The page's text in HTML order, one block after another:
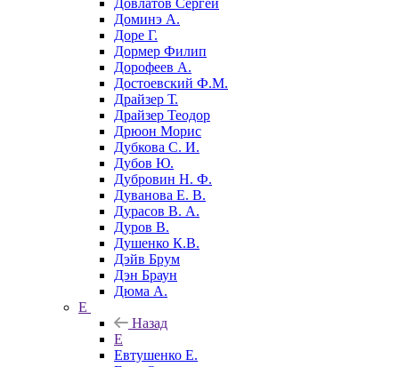
Довлатов Сергей
Доминэ А.
Доре Г.
Дормер Филип
Дорофеев А.
Достоевский Ф.М.
Драйзер Т.
Драйзер Теодор
Дрюон Морис
Дубкова С. И.
Дубов Ю.
Дубровин Н. Ф.
Дуванова Е. В.
Дурасов В. А.
Дуров В.
Душенко К.В.
Дэйв Брум
Дэн Браун
Дюма А.
Е
Назад
Е
Евтушенко Е.